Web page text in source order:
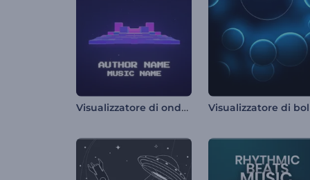
Visualizzatore di onde pixelate